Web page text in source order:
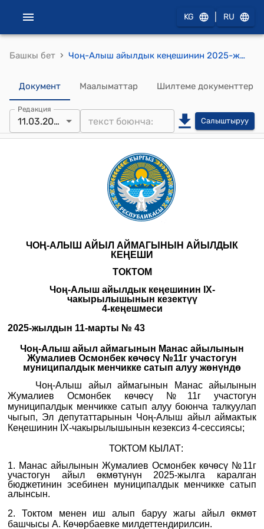
KG RU
Башкы бет › Чоң-Алыш айылдык кеңешинин 2025-жылдын 11-мартындагы № 43 "Чоң-Алыш айыл аймагынын Манас айылынын Жумалиев Осмонбек көчөсү №11г участогун муниципалдык менчикке сатып алуу жөнүндө" токтому
Документ Маалыматтар Шилтеме документтер
Редакция
11.03.2025 Салыштыруу